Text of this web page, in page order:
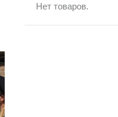
Нет товаров.